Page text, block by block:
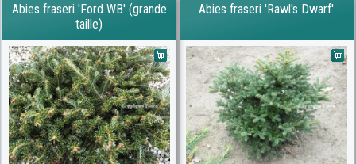
Abies fraseri 'Ford WB' (grande
taille)
Abies fraseri 'Rawl's Dwarf'